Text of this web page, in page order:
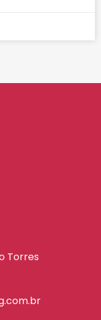
Torres